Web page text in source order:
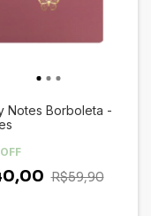
Notes Borboleta -
OFF
R$59,90